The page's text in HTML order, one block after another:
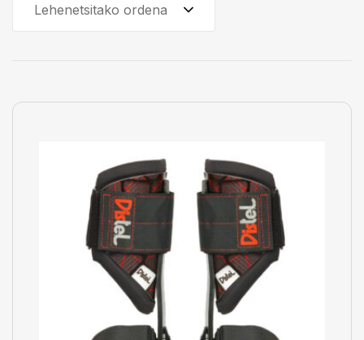
Lehenetsitako ordena